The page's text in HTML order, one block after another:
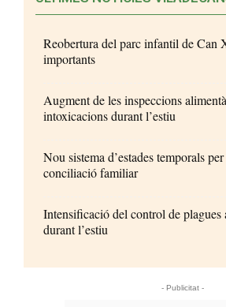
Reobertura del parc infantil de Can
importants
Augment de les inspeccions
intoxicacions durant l’estiu
Nou sistema d’estades temporals
conciliació familiar
Intensificació del control de plagues
durant l’estiu
- Publicitat -